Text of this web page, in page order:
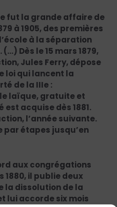
fut la grande affaire de
à 1905, des premières
à la séparation
Dès le 15 mars 1879,
Jules Ferry, dépose
loi qui lancent la
de la IIIe :
laïque, gratuite et
acquise dès 1881.
l’année suivante.
par étapes jusqu’en
aux congrégations
1880, il publie deux
la dissolution de la
lui accorde six mois